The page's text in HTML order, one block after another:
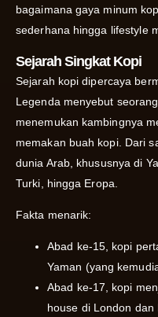
bagaimana gaya minum
sederhana hingga lifestyle
Sejarah Singkat Kopi
Sejarah kopi dipercaya
Legenda menyebut
menemukan kambingnya
memakan buah kopi. Dari
dunia Arab, khususnya di
Turki, hingga Eropa.
Fakta menarik:
Abad ke-15, kopi
Yaman (yang
Abad ke-17, kopi
house di London dan